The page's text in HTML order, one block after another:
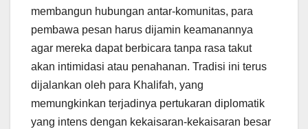
membangun hubungan antar-komunitas, para
pembawa pesan harus dijamin keamanannya
agar mereka dapat berbicara tanpa rasa takut
akan intimidasi atau penahanan. Tradisi ini terus
dijalankan oleh para Khalifah, yang
memungkinkan terjadinya pertukaran diplomatik
yang intens dengan kekaisaran-kekaisaran besar